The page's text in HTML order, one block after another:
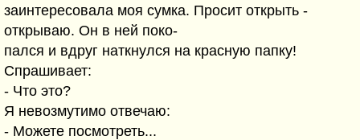
заинтересовала моя сумка. Просит открыть -
открываю. Он в ней поко-
пался и вдруг наткнулся на красную папку!
Спрашивает:
- Что это?
Я невозмутимо отвечаю:
- Можете посмотреть...